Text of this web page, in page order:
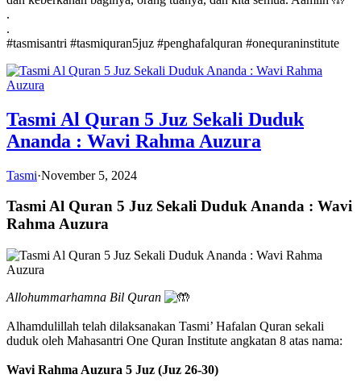
.
.
#tasmisantri #tasmiquran5juz #penghafalquran #onequraninstitute
Tasmi Al Quran 5 Juz Sekali Duduk
Ananda : Wavi Rahma Auzura
Tasmi·November 5, 2024
Tasmi Al Quran 5 Juz Sekali Duduk Ananda : Wavi
Rahma Auzura
Allohummarhamna Bil Quran
Alhamdulillah telah dilaksanakan Tasmi’ Hafalan Quran sekali
duduk oleh Mahasantri One Quran Institute angkatan 8 atas nama:
Wavi Rahma Auzura 5 Juz (Juz 26-30)